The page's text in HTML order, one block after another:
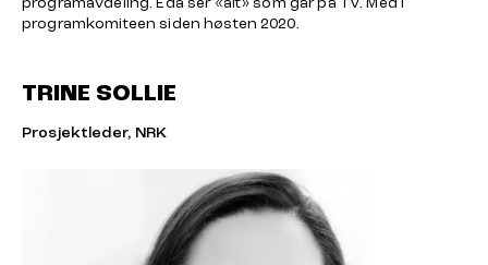
programkomiteen siden høsten 2020.
TRINE SOLLIE
Prosjektleder, NRK